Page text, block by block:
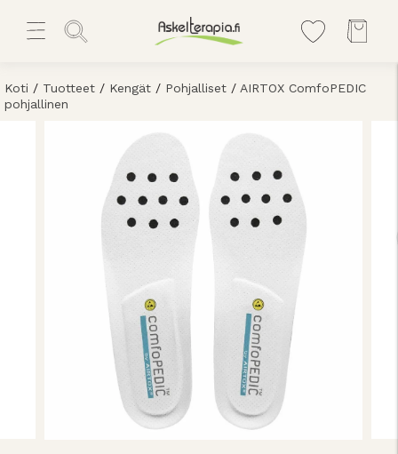
Koti / Tuotteet / Kengät / Pohjalliset / AIRTOX ComfoPEDIC
pohjallinen